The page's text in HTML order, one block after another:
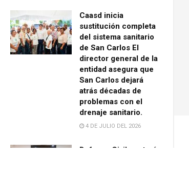
Caasd inicia
sustitución completa
del sistema sanitario
de San Carlos El
director general de la
entidad asegura que
San Carlos dejará
atrás décadas de
problemas con el
drenaje sanitario.
4 DE JULIO DEL 2026
Defensa Civil contará